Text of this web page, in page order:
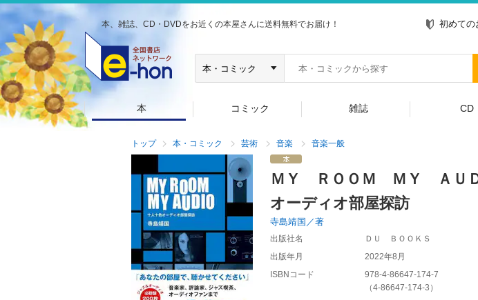
本、雑誌、CD・DVDをお近くの本屋さんに送料無料でお届け！ 初めての
本 コミック 雑誌 CD
トップ 本・コミック 芸術 音楽 音楽一般
ＭＹ ＲＯＯＭ ＭＹ ＡＵ
オーディオ部屋探訪
寺島靖国／著
出版社名
ＤＵ ＢＯＯＫＳ
出版年月
2022年8月
ISBNコード
978-4-86647-174-7
（4-86647-174-3 ）